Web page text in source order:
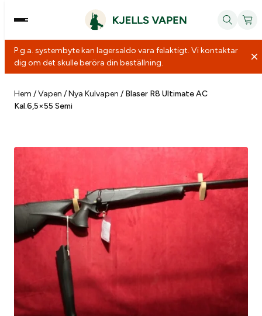
innehåll
P.g.a. systembyte kan lagersaldo vara felaktigt. Vi kontaktar
dig om det skulle beröra din beställning.
Hem /Vapen /Nya Kulvapen / Blaser R8 Ultimate AC
Kal.6,5×55 Semi